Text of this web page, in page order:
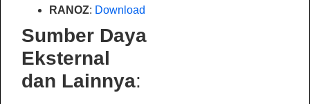
RANOZ: Download
Sumber Daya
Eksternal
dan Lainnya: